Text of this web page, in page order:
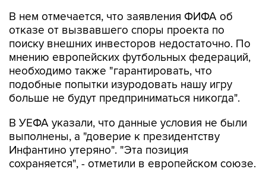
В нем отмечается, что заявления ФИФА об
отказе от вызвавшего споры проекта по
поиску внешних инвесторов недостаточно. По
мнению европейских футбольных федераций,
необходимо также "гарантировать, что
подобные попытки изуродовать нашу игру
больше не будут предприниматься никогда".
В УЕФА указали, что данные условия не были
выполнены, а "доверие к президентству
Инфантино утеряно". "Эта позиция
сохраняется", - отметили в европейском союзе.